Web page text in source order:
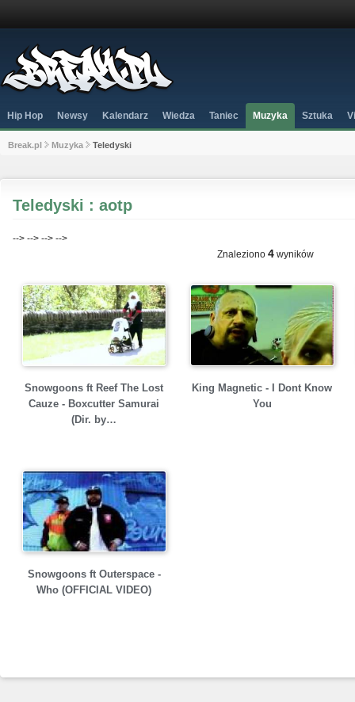
Hip Hop Newsy Kalendarz Wiedza Taniec Muzyka Sztuka
Break.pl Muzyka Teledyski
Teledyski : aotp
--> --> --> -->
Znaleziono 4 wyników
Snowgoons ft Reef The Lost
Cauze - Boxcutter Samurai
(Dir. by…
King Magnetic - I Dont Know
You
Snowgoons ft Outerspace -
Who (OFFICIAL VIDEO)